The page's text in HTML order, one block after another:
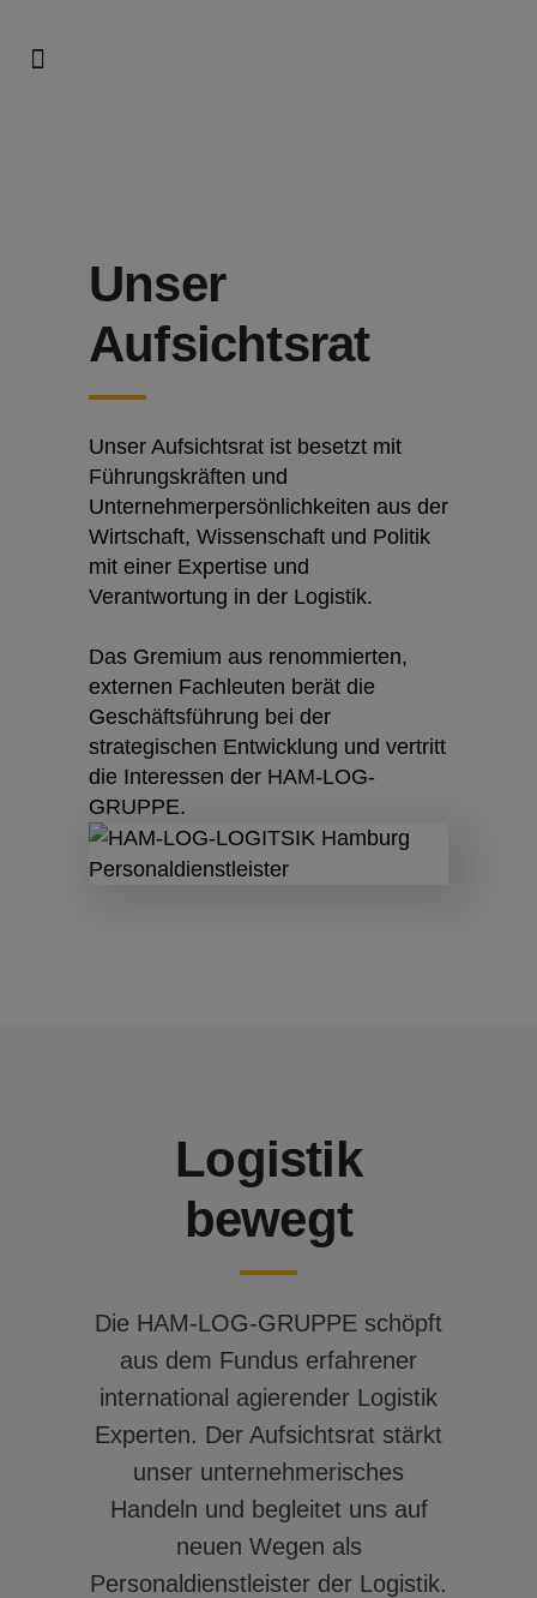
Unser
Aufsichtsrat
Unser Aufsichtsrat ist besetzt mit
Führungskräften und
Unternehmerpersönlichkeiten aus der
Wirtschaft, Wissenschaft und Politik
mit einer Expertise und
Verantwortung in der Logistik.
Das Gremium aus renommierten,
externen Fachleuten berät die
Geschäftsführung bei der
strategischen Entwicklung und vertritt
die Interessen der HAM-LOG-
GRUPPE.
Logistik
bewegt
Die HAM-LOG-GRUPPE schöpft
aus dem Fundus erfahrener
international agierender Logistik
Experten. Der Aufsichtsrat stärkt
unser unternehmerisches
Handeln und begleitet uns auf
neuen Wegen als
Personaldienstleister der Logistik.